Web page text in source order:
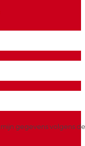
gegevens volgens